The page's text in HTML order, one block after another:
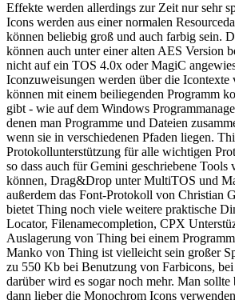
Effekte werden allerdings zur Zeit nur sehr
Icons werden aus einer normalen
können beliebig groß und auch farbig sein.
können auch unter einer alten AES Version
nicht auf ein TOS 4.0x oder MagiC
Iconzuweisungen werden über die Icontexte
können mit einem beiliegenden Programm
gibt - wie auf dem Windows
denen man Programme und Dateien
wenn sie in verschiedenen Pfaden liegen.
Protokollunterstützung für alle wichtigen
so dass auch für Gemini geschriebene Tools
können, Drag&Drop unter MultiTOS und
außerdem das Font-Protokoll von Christian
bietet Thing noch viele weitere praktische
Locator, Filenamecompletion, CPX
Auslagerung von Thing bei einem
Manko von Thing ist vielleicht sein großer
zu 550 Kb bei Benutzung von Farbicons,
darüber wird es sogar noch mehr. Man
dann lieber die Monochrom Icons